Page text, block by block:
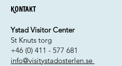
Kontakt
Ystad Visitor Center
St Knuts torg
+46 (0) 411 - 577 681
info@visitystadosterlen.se